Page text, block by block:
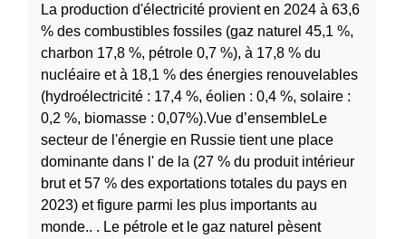
La production d'électricité provient en 2024 à 63,6
% des combustibles fossiles (gaz naturel 45,1 %,
charbon 17,8 %, pétrole 0,7 %), à 17,8 % du
nucléaire et à 18,1 % des énergies renouvelables
(hydroélectricité : 17,4 %, éolien : 0,4 %, solaire :
0,2 %, biomasse : 0,07%).Vue d’ensembleLe
secteur de l'énergie en Russie tient une place
dominante dans l' de la (27 % du produit intérieur
brut et 57 % des exportations totales du pays en
2023) et figure parmi les plus importants au
monde.. . Le pétrole et le gaz naturel pèsent